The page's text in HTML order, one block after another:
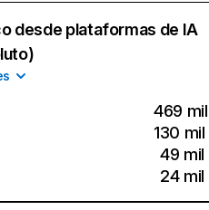
desde plataformas de IA
469 mil
130 mil
49 mil
24 mil